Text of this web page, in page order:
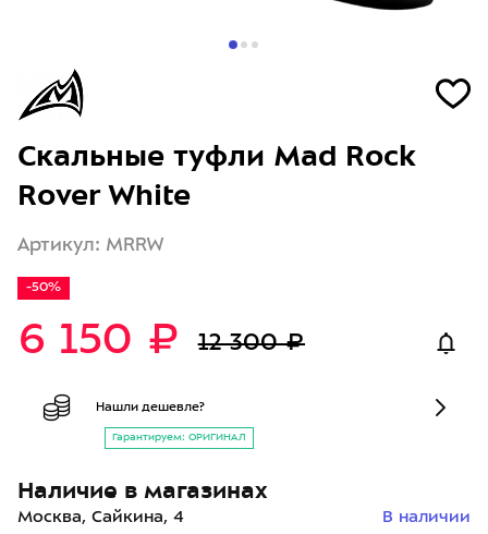
Скальные туфли Mad Rock
Rover White
Артикул: MRRW
-50%
6 150 ₽ 12 300 ₽
Нашли дешевле?
Гарантируем: ОРИГИНАЛ
Наличие в магазинах
Москва, Сайкина, 4 В наличии